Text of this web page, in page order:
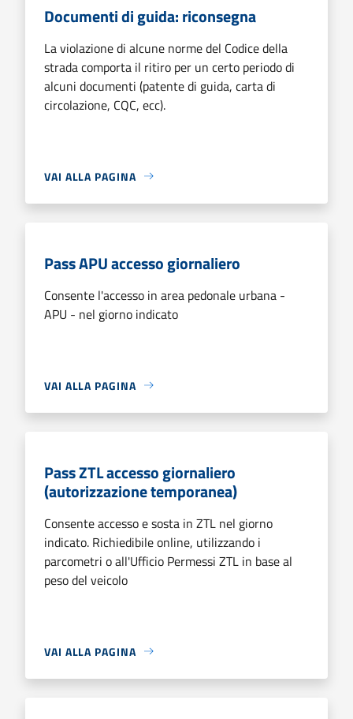
Documenti di guida: riconsegna
La violazione di alcune norme del Codice della
strada comporta il ritiro per un certo periodo di
alcuni documenti (patente di guida, carta di
circolazione, CQC, ecc).
VAI ALLA PAGINA
Pass APU accesso giornaliero
Consente l'accesso in area pedonale urbana -
APU - nel giorno indicato
VAI ALLA PAGINA
Pass ZTL accesso giornaliero
(autorizzazione temporanea)
Consente accesso e sosta in ZTL nel giorno
indicato. Richiedibile online, utilizzando i
parcometri o all'Ufficio Permessi ZTL in base al
peso del veicolo
VAI ALLA PAGINA